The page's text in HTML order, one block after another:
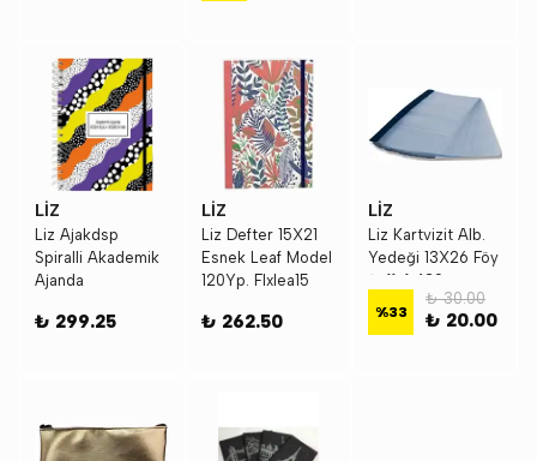
LİZ
Liz Ajakdsp
Spiralli Akademik
Ajanda
₺ 299.25
LİZ
Liz Defter 15X21
Esnek Leaf Model
120Yp. Flxlea15
₺ 262.50
LİZ
Liz Kartvizit Alb.
Yedeği 13X26 Föy
Şeffaf 430
%33
₺ 30.00
₺ 20.00